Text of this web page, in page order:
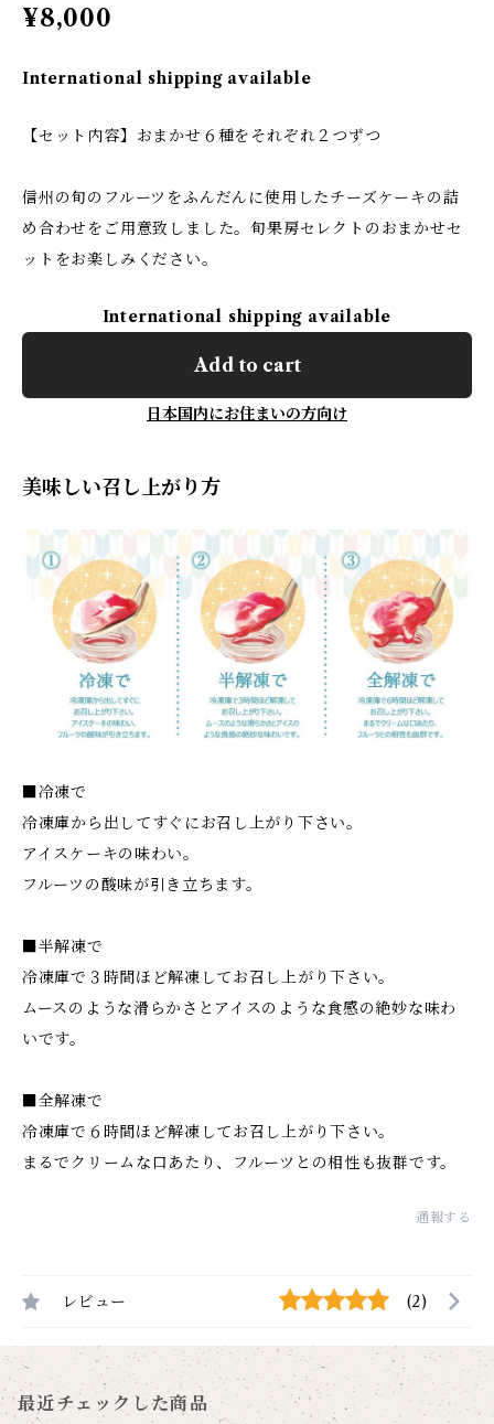
¥8,000
International shipping available
【セット内容】おまかせ６種をそれぞれ２つずつ
信州の旬のフルーツをふんだんに使用したチーズケーキの詰
め合わせをご用意致しました。旬果房セレクトのおまかせセ
ットをお楽しみください。
International shipping available
Add to cart
日本国内にお住まいの方向け
美味しい召し上がり方
■冷凍で
冷凍庫から出してすぐにお召し上がり下さい。
アイスケーキの味わい。
フルーツの酸味が引き立ちます。
■半解凍で
冷凍庫で３時間ほど解凍してお召し上がり下さい。
ムースのような滑らかさとアイスのような食感の絶妙な味わ
いです。
■全解凍で
冷凍庫で６時間ほど解凍してお召し上がり下さい。
まるでクリームな口あたり、フルーツとの相性も抜群です。
通報する
レビュー (2)
最近チェックした商品